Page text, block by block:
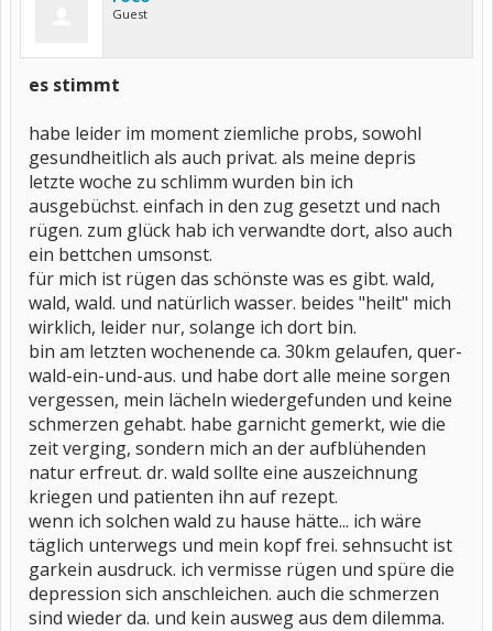
Guest
es stimmt
habe leider im moment ziemliche probs, sowohl
gesundheitlich als auch privat. als meine depris
letzte woche zu schlimm wurden bin ich
ausgebüchst. einfach in den zug gesetzt und nach
rügen. zum glück hab ich verwandte dort, also auch
ein bettchen umsonst.
für mich ist rügen das schönste was es gibt. wald,
wald, wald. und natürlich wasser. beides "heilt" mich
wirklich, leider nur, solange ich dort bin.
bin am letzten wochenende ca. 30km gelaufen, quer-
wald-ein-und-aus. und habe dort alle meine sorgen
vergessen, mein lächeln wiedergefunden und keine
schmerzen gehabt. habe garnicht gemerkt, wie die
zeit verging, sondern mich an der aufblühenden
natur erfreut. dr. wald sollte eine auszeichnung
kriegen und patienten ihn auf rezept.
wenn ich solchen wald zu hause hätte... ich wäre
täglich unterwegs und mein kopf frei. sehnsucht ist
garkein ausdruck. ich vermisse rügen und spüre die
depression sich anschleichen. auch die schmerzen
sind wieder da. und kein ausweg aus dem dilemma.